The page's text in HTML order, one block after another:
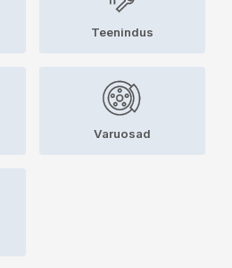
Teenindus
Varuosad